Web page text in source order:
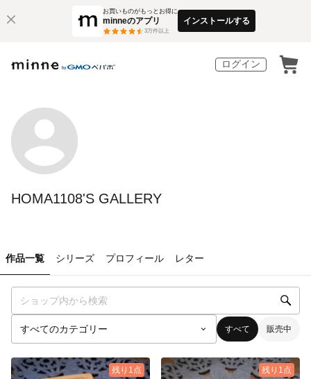
お買いものがもっとお得に
minneのアプリ
3万件以上
インストールする
ログイン
HOMA1108'S GALLERY
作品一覧 シリーズ プロフィール レター
すべて 販売中
残り1点 残り1点